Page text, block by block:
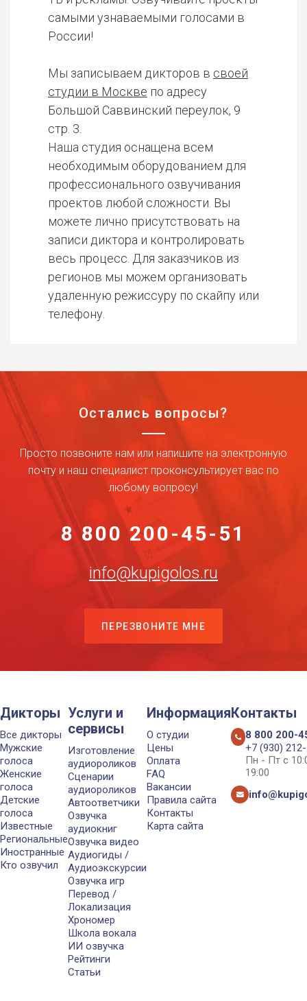
самыми узнаваемыми голосами в
России!
Мы записываем дикторов в своей
студии в Москве по адресу
Большой Саввинский переулок, 9
стр. 3.
Наша студия оснащена всем
необходимым оборудованием для
профессионального озвучивания
проектов любой сложности. Вы
можете лично присутствовать на
записи диктора и контролировать
весь процесс. Для заказчиков из
регионов мы можем организовать
удаленную режиссуру по скайпу или
телефону.
Остались вопросы?
Просто позвоните нам или напишите на электронную
почту и наш специалист проконсультирует вас по
любому вопросу!
8 800 200-45-51
info@kupigolos.ru
ПЕРЕЗВОНИТЕ МНЕ
Дикторы
Все дикторы
Мужские
голоса
Женские
голоса
Детские
голоса
Известные
Региональные
Иностранные
Кто озвучил
Услуги и
сервисы
Изготовление
аудиороликов
Сценарии
аудиороликов
Автоответчики
Озвучка
аудиокниг
Озвучка видео
Аудиогиды /
Аудиоэкскурсии
Озвучка игр
Перевод /
Локализация
Хрономер
Школа вокала
ИИ озвучка
Рейтинги
Статьи
Информация
О студии
Цены
Оплата
FAQ
Вакансии
Правила сайта
Контакты
Карта сайта
Контакты
8 800 200-
+7 (930)
Пн - Пт с
19:00